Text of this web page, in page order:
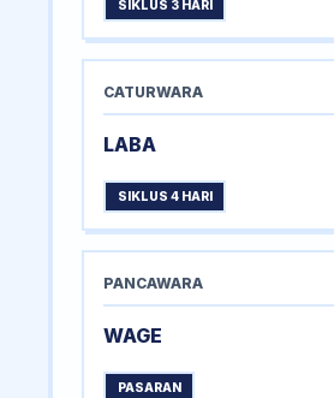
SIKLUS 3 HARI
CATURWARA
LABA
SIKLUS 4 HARI
PANCAWARA
WAGE
PASARAN